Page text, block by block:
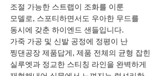
조절 가능한 스트랩이 조화를 이룬
모델로, 스포티하면서도 우아한 무드를
동시에 갖춘 하이엔드 샌들입니다.
가죽 가공 및 신발 공정에 정평이 난
찡댄공장 제품답게, 제품 전체의 균형 잡힌
실루엣과 정교한 스티칭 라인을 완벽하게